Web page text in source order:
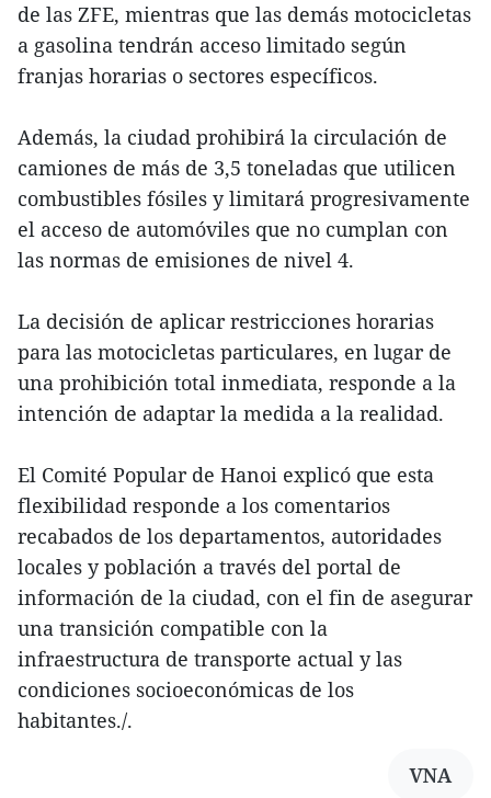
de las ZFE, mientras que las demás motocicletas
a gasolina tendrán acceso limitado según
franjas horarias o sectores específicos.
Además, la ciudad prohibirá la circulación de
camiones de más de 3,5 toneladas que utilicen
combustibles fósiles y limitará progresivamente
el acceso de automóviles que no cumplan con
las normas de emisiones de nivel 4.
La decisión de aplicar restricciones horarias
para las motocicletas particulares, en lugar de
una prohibición total inmediata, responde a la
intención de adaptar la medida a la realidad.
El Comité Popular de Hanoi explicó que esta
flexibilidad responde a los comentarios
recabados de los departamentos, autoridades
locales y población a través del portal de
información de la ciudad, con el fin de asegurar
una transición compatible con la
infraestructura de transporte actual y las
condiciones socioeconómicas de los
habitantes./.
VNA